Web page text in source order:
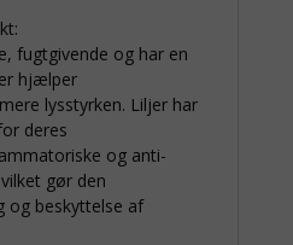
fugtgivende og har en
hjælper
lysstyrken. Liljer har
deres
og anti-
gør den
og beskyttelse af